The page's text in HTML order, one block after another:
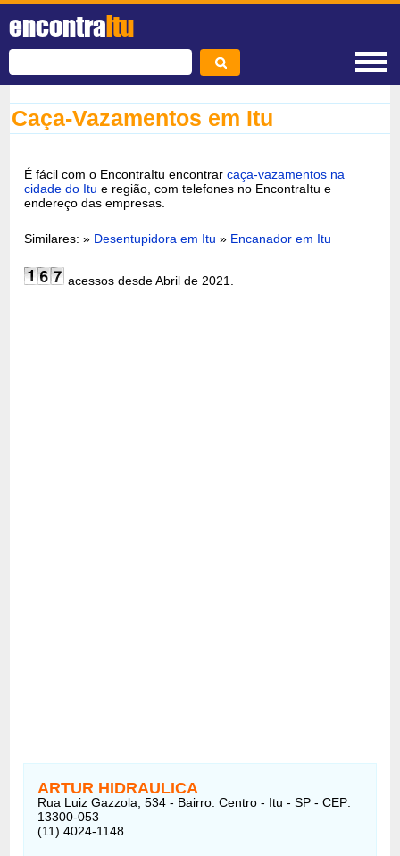
encontraItu
Caça-Vazamentos em Itu
É fácil com o EncontraItu encontrarcaça-vazamentos na
cidade do Itu e região, com telefones no EncontraItu e
endereço das empresas.
Similares: » Desentupidora em Itu » Encanador em Itu
acessos desde Abril de 2021.
ARTUR HIDRAULICA
Rua Luiz Gazzola, 534 - Bairro: Centro - Itu - SP - CEP:
13300-053
(11) 4024-1148